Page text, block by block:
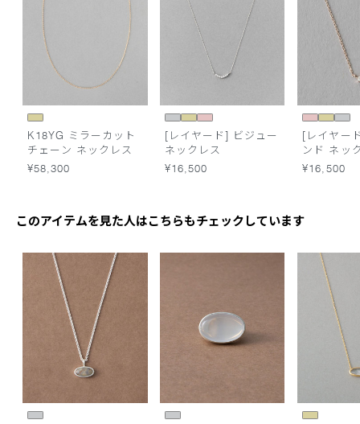
K18YG ミラーカット
チェーン ネックレス
¥58,300
[レイヤード] ビジュー
ネックレス
¥16,500
[レイヤー
ンド ネッ
¥16,500
このアイテムを見た人はこちらもチェックしています